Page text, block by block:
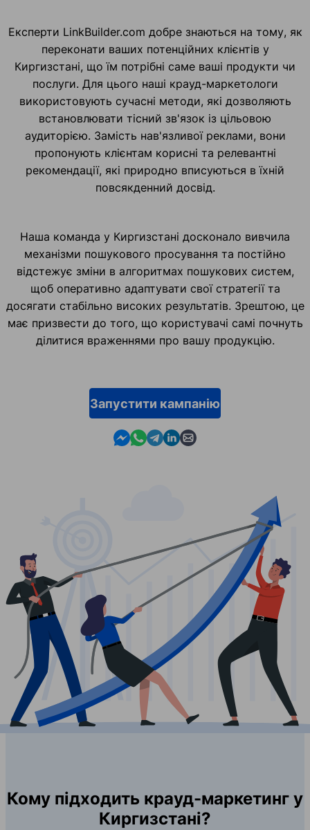
Експерти LinkBuilder.com добре знаються на тому, як
переконати ваших потенційних клієнтів у
Киргизстані, що їм потрібні саме ваші продукти чи
послуги. Для цього наші крауд-маркетологи
використовують сучасні методи, які дозволяють
встановлювати тісний зв'язок із цільовою
аудиторією. Замість нав'язливої реклами, вони
пропонують клієнтам корисні та релевантні
рекомендації, які природно вписуються в їхній
повсякденний досвід.
Наша команда у Киргизстані досконало вивчила
механізми пошукового просування та постійно
відстежує зміни в алгоритмах пошукових систем,
щоб оперативно адаптувати свої стратегії та
досягати стабільно високих результатів. Зрештою, це
має призвести до того, що користувачі самі почнуть
ділитися враженнями про вашу продукцію.
Запустити кампанію
Contact us in Messenger
Contact us in WhatsApp
Contact us in Telegram
Contact us in Linkedin
Contact us by email
Кому підходить крауд-маркетинг у
Киргизстані?